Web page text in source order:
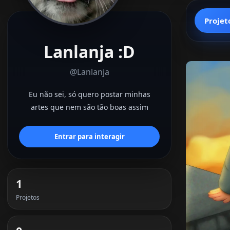
Lanlanja :D
@Lanlanja
Eu não sei, só quero postar minhas
artes que nem são tão boas assim
Entrar para interagir
1
Projetos